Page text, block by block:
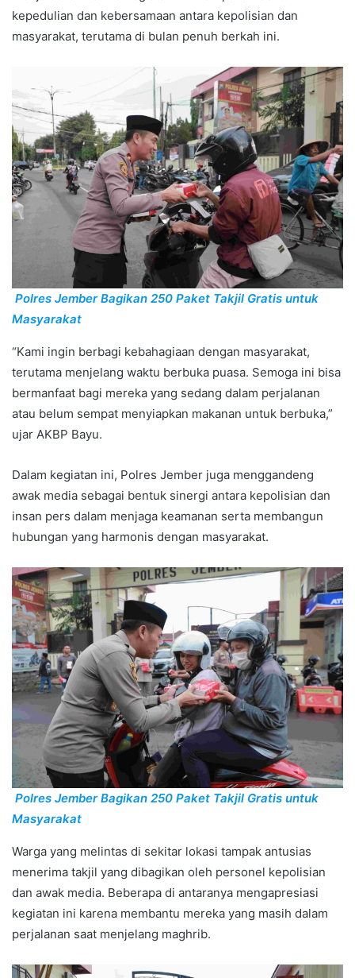
kepedulian dan kebersamaan antara kepolisian dan
masyarakat, terutama di bulan penuh berkah ini.
Polres Jember Bagikan 250 Paket Takjil Gratis untuk
Masyarakat
“Kami ingin berbagi kebahagiaan dengan masyarakat,
terutama menjelang waktu berbuka puasa. Semoga ini bisa
bermanfaat bagi mereka yang sedang dalam perjalanan
atau belum sempat menyiapkan makanan untuk berbuka,”
ujar AKBP Bayu.
Dalam kegiatan ini, Polres Jember juga menggandeng
awak media sebagai bentuk sinergi antara kepolisian dan
insan pers dalam menjaga keamanan serta membangun
hubungan yang harmonis dengan masyarakat.
Polres Jember Bagikan 250 Paket Takjil Gratis untuk
Masyarakat
Warga yang melintas di sekitar lokasi tampak antusias
menerima takjil yang dibagikan oleh personel kepolisian
dan awak media. Beberapa di antaranya mengapresiasi
kegiatan ini karena membantu mereka yang masih dalam
perjalanan saat menjelang maghrib.